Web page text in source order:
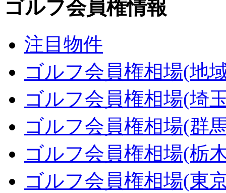
ゴルフ会員権情報
注目物件
ゴルフ会員権相場(地
ゴルフ会員権相場(埼
ゴルフ会員権相場(群
ゴルフ会員権相場(栃
ゴルフ会員権相場(東